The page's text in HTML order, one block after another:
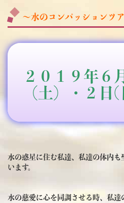
～水のコンパッションツ
２０１９年６
（土）・２日(
水の惑星に住む私達、私達の体内も
います。
水の慈愛に心を同調させる時、私達